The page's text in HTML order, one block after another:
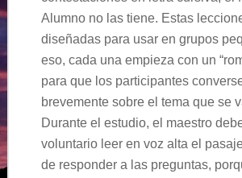
Alumno no las tiene. Estas
diseñadas para usar en grupos
eso, cada una empieza con un
para que los participantes
brevemente sobre el tema que se
Durante el estudio, el maestro
voluntario leer en voz alta el
de responder a las preguntas,